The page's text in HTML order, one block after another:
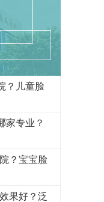
？儿童脸
家专业？
？宝宝脸
果好？泛